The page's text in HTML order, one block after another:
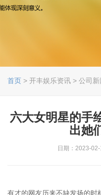
首页 > 开丰娱乐资讯 > 公司新
六大女明星的手
出她
日期：2023-
有才的网友历来不缺发扬的时